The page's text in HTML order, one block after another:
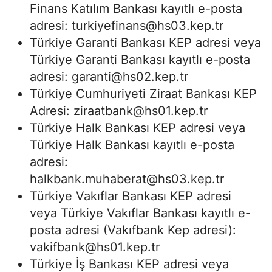
Finans Katılım Bankası kayıtlı e-posta
adresi: turkiyefinans@hs03.kep.tr
Türkiye Garanti Bankası KEP adresi veya
Türkiye Garanti Bankası kayıtlı e-posta
adresi: garanti@hs02.kep.tr
Türkiye Cumhuriyeti Ziraat Bankası KEP
Adresi: ziraatbank@hs01.kep.tr
Türkiye Halk Bankası KEP adresi veya
Türkiye Halk Bankası kayıtlı e-posta
adresi:
halkbank.muhaberat@hs03.kep.tr
Türkiye Vakıflar Bankası KEP adresi
veya Türkiye Vakıflar Bankası kayıtlı e-
posta adresi (Vakıfbank Kep adresi):
vakifbank@hs01.kep.tr
Türkiye İş Bankası KEP adresi veya